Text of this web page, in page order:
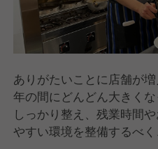
ありがたいことに店舗が
年の間にどんどん大きく
しっかり整え、残業時間
やすい環境を整備するべ